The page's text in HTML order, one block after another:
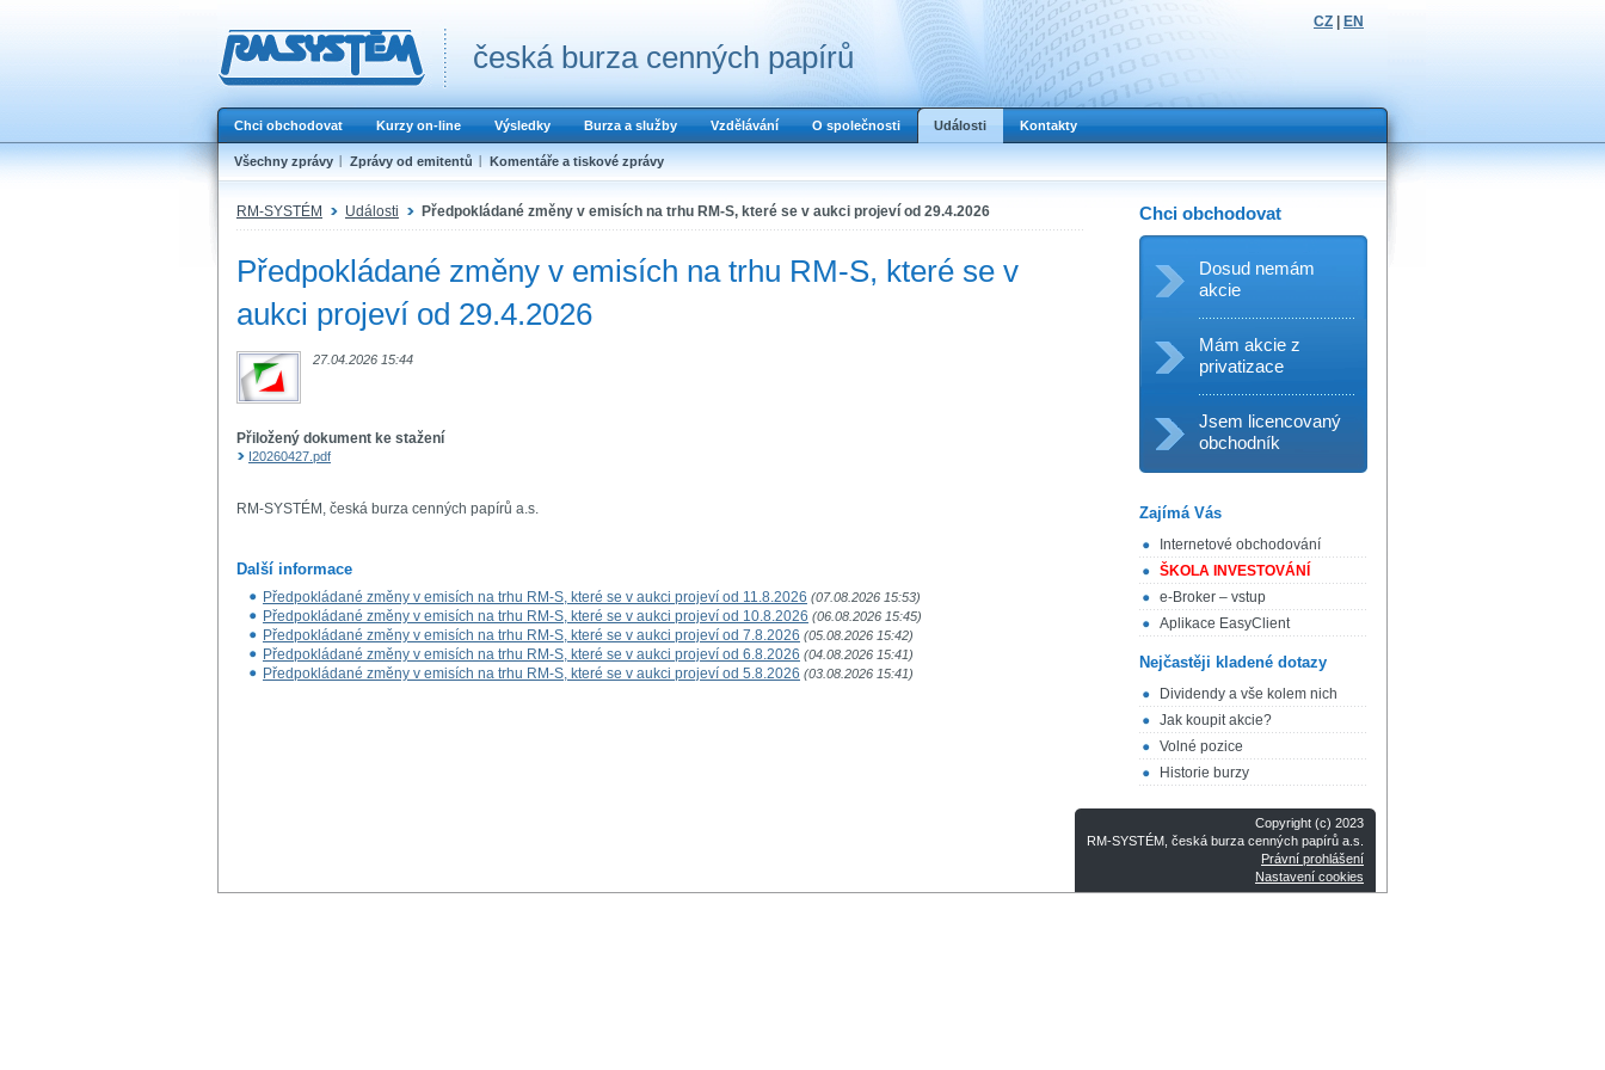
česká burza cenných papírů
CZ EN
Chci obchodovat Kurzy on-line Výsledky Burza a služby Vzdělávání O společnosti Události Kontakty
Všechny zprávy Zprávy od emitentů Komentáře a tiskové zprávy
RM-SYSTÉM Události Předpokládané změny v emisích na trhu RM-S, které se v aukci projeví od 29.4.2026
Předpokládané změny v emisích na trhu RM-S, které se v
aukci projeví od 29.4.2026
27.04.2026 15:44
Přiložený dokument ke stažení
I20260427.pdf
RM-SYSTÉM, česká burza cenných papírů a.s.
Další informace
Předpokládané změny v emisích na trhu RM-S, které se v aukci projeví od 11.8.2026 (07.08.2026 15:53)
Předpokládané změny v emisích na trhu RM-S, které se v aukci projeví od 10.8.2026 (06.08.2026 15:45)
Předpokládané změny v emisích na trhu RM-S, které se v aukci projeví od 7.8.2026 (05.08.2026 15:42)
Předpokládané změny v emisích na trhu RM-S, které se v aukci projeví od 6.8.2026 (04.08.2026 15:41)
Předpokládané změny v emisích na trhu RM-S, které se v aukci projeví od 5.8.2026 (03.08.2026 15:41)
Chci obchodovat
Dosud nemám
akcie
Mám akcie z
privatizace
Jsem licencovaný
obchodník
Zajímá Vás
Internetové obchodování
ŠKOLA INVESTOVÁNÍ
e-Broker – vstup
Aplikace EasyClient
Nejčastěji kladené dotazy
Dividendy a vše kolem nich
Jak koupit akcie?
Volné pozice
Historie burzy
Copyright (c) 2023
RM-SYSTÉM, česká burza cenných papírů a.s.
Právní prohlášení
Nastavení cookies